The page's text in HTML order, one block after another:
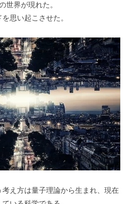
世界が現れた。
思い起こさせた。
え方は量子理論から生まれ、現在